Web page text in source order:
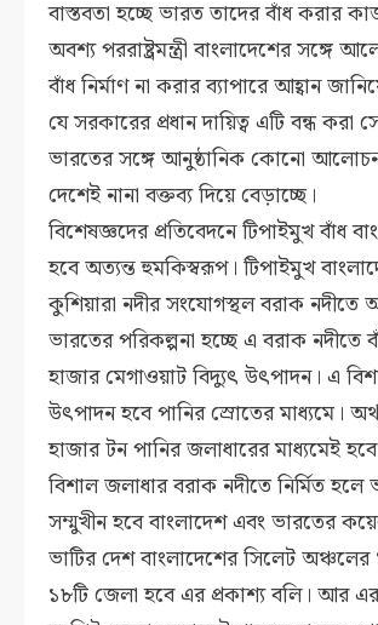
বাস্তবতা হচ্ছে ভারত তাদের বাঁধ করার
অবশ্য পররাষ্ট্রমন্ত্রী বাংলাদেশের সঙ্গে
বাঁধ নির্মাণ না করার ব্যাপারে আহ্বান
যে সরকারের প্রধান দায়িত্ব এটি বন্ধ করা
ভারতের সঙ্গে আনুষ্ঠানিক কোনো
দেশেই নানা বক্তব্য দিয়ে বেড়াচ্ছে।
বিশেষজ্ঞদের প্রতিবেদনে টিপাইমুখ বাঁধ
হবে অত্যন্ত হুমকিস্বরূপ। টিপাইমুখ
কুশিয়ারা নদীর সংযোগস্থল বরাক নদীতে
ভারতের পরিকল্পনা হচ্ছে এ বরাক নদীতে
হাজার মেগাওয়াট বিদ্যুৎ উৎপাদন। এ
উৎপাদন হবে পানির স্রোতের মাধ্যমে।
হাজার টন পানির জলাধারের মাধ্যমেই
বিশাল জলাধার বরাক নদীতে নির্মিত হলে
সম্মুখীন হবে বাংলাদেশ এবং ভারতের
ভাটির দেশ বাংলাদেশের সিলেট
১৮টি জেলা হবে এর প্রকাশ্য বলি। আর